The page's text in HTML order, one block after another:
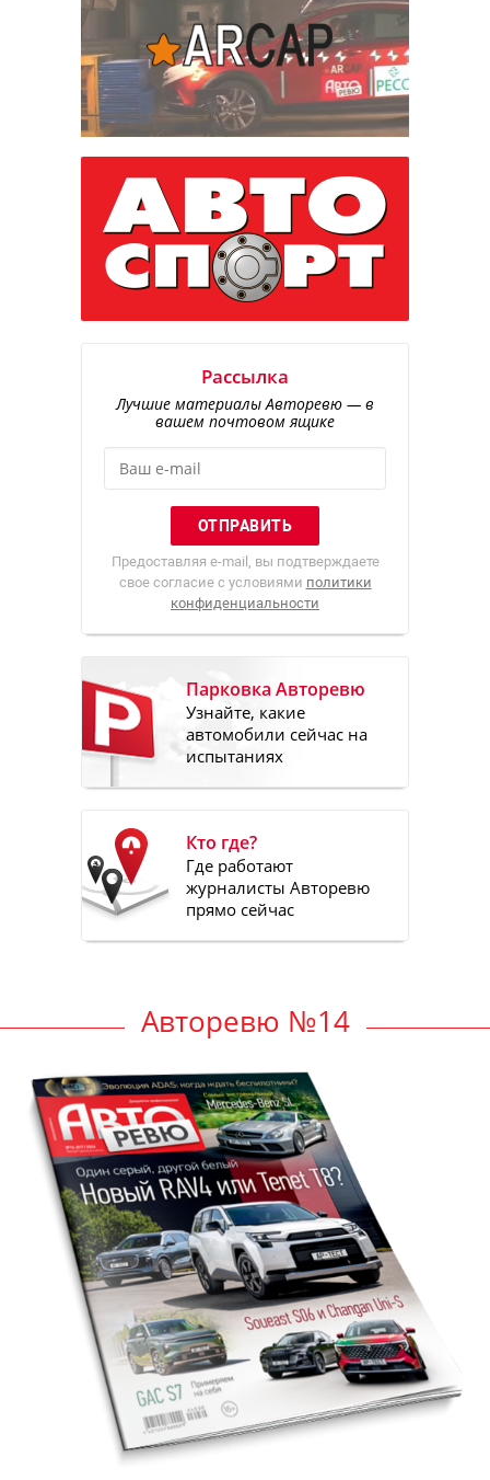
Рассылка
Лучшие материалы Авторевю — в
вашем почтовом ящике
Предоставляя e-mail, вы подтверждаете
свое согласие с условиями политики
конфиденциальности
Парковка Авторевю
Узнайте, какие
автомобили сейчас на
испытаниях
Кто где?
Где работают
журналисты Авторевю
прямо сейчас
Авторевю №14